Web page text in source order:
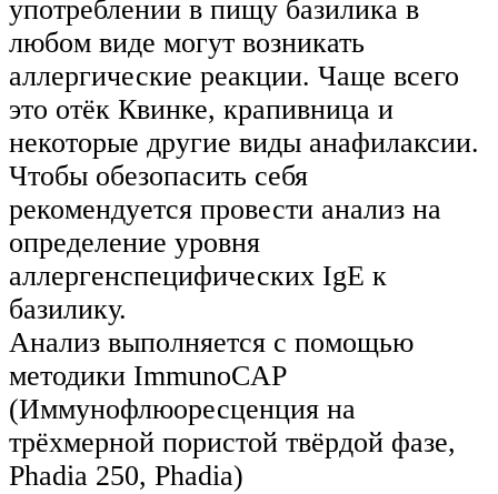
употреблении в пищу базилика в
любом виде могут возникать
аллергические реакции. Чаще всего
это отёк Квинке, крапивница и
некоторые другие виды анафилаксии.
Чтобы обезопасить себя
рекомендуется провести анализ на
определение уровня
аллергенспецифических IgE к
базилику.
Анализ выполняется с помощью
методики ImmunoCAP
(Иммунофлюоресценция на
трёхмерной пористой твёрдой фазе,
Phadia 250, Phadia)